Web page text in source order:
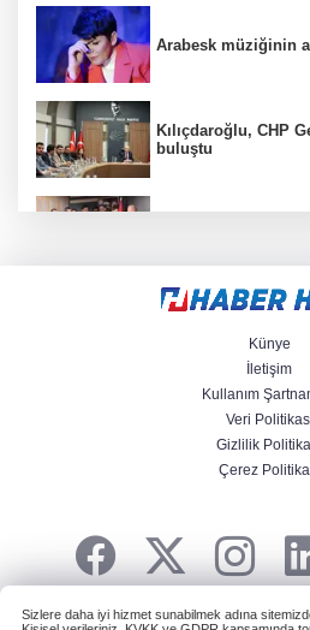
Arabesk müziğinin
Kılıçdaroğlu, CHP
buluştu
görevden
Anadolu
Künye
İletişim
Kullanım
Veri
Gizlilik
Çerez
HABER YAZILIMIve TURKTICARET.NET
Sizlere daha iyi hizmet sunabilmek adına